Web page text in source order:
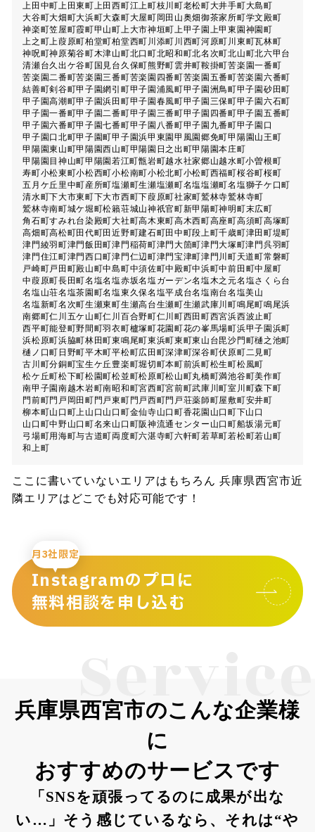
上田中町上田東町上田西町江上町枝川町老松町大井手町大島町
大谷町大畑町大浜町大森町大屋町 岡田山奥畑御茶家所町学文殿町
神楽町笠屋町霞町甲山町上大市神垣町上甲子園 上甲東園 神園町
上之町上葭原町柏堂町柏堂西町 川添町 川西町河原町 川東町瓦林町
神呪町神原菊谷町木津山町北口町北昭和町北名次町北山町北六甲台
清瀬台久出ケ谷町 国見台 久保町熊野町雲井町鞍掛町苦楽園一番町
苦楽園二番町苦楽園三番町苦楽園四番町苦楽園五番町苦楽園六番町
結善町剣谷町甲子園網引町甲子園浦風町甲子園洲鳥町甲子園砂田町
甲子園高潮町甲子園浜田町甲子園春風町甲子園三保町甲子園六石町
甲子園一番町甲子園二番町甲子園三番町甲子園四番町甲子園五番町
甲子園六番町甲子園七番町甲子園八番町甲子園九番町甲子園口
甲子園口北町甲子園町甲子園浜甲東園 甲風園郷免町甲陽園山王町
甲陽園東山町甲陽園西山町甲陽園日之出町甲陽園本庄町
甲陽園目神山町甲陽園若江町甑岩町越水社家郷山越水町小曽根町
寿町小松東町小松西町小松南町小松北町小松町西福町桜谷町桜町
五月ケ丘 里中町産所町塩瀬町生瀬塩瀬町名塩塩瀬町名塩獅子ケ口町
清水町下大市東町下大市西町下葭原町社家町鷲林寺鷲林寺町
鷲林寺南町城ケ堀町松籟荘城山神祇官町新甲陽町神明町末広町
角石町すみれ台染殿町大社町高木東町高木西町高座町高須町高塚町
高畑町高松町田代町田近野町建石町田中町段上町千歳町津田町堤町
津門綾羽町津門飯田町津門稲荷町津門大箇町津門大塚町津門呉羽町
津門住江町津門西口町津門仁辺町津門宝津町津門川町天道町常磐町
戸崎町戸田町殿山町中島町中須佐町中殿町中浜町中前田町中屋町
中葭原町長田町名塩名塩赤坂名塩ガーデン名塩木之元名塩さくら台
名塩山荘名塩茶園町名塩東久保名塩平成台名塩南台名塩美山
名塩新町名次町生瀬東町生瀬高台生瀬町生瀬武庫川町鳴尾町鳴尾浜
南郷町仁川五ケ山町仁川百合野町仁川町西田町西宮浜西波止町
西平町能登町野間町羽衣町櫨塚町花園町花の峯馬場町浜甲子園 浜町
浜松原町浜脇町林田町東鳴尾町東浜町東町東山台毘沙門町樋之池町
樋ノ口町 日野町平木町平松町広田町深津町深谷町伏原町二見町
古川町分銅町宝生ケ丘 豊楽町堀切町本町前浜町松生町松風町
松ケ丘町松下町松園町松並町松原町松山町丸橋町満池谷町美作町
南甲子園 南越木岩町南昭和町宮西町宮前町武庫川町室川町森下町
門前町門戸岡田町門戸東町門戸西町門戸荘薬師町屋敷町安井町
柳本町山口町上山口 山口町金仙寺山口町香花園 山口町下山口
山口町中野山口町名来山口町阪神流通センター 山口町船坂湯元町
弓場町用海町与古道町両度町六湛寺町六軒町若草町若松町若山町
和上町
ここに書いていないエリアはもちろん 兵庫県西宮市近
隣エリアはどこでも対応可能です！
月3社限定
Instagramのプロに
無料相談を申し込む
Service
兵庫県西宮市のこんな企業様
に
おすすめのサービスです
「SNSを頑張ってるのに成果が出な
い…」そう感じているなら、それは“や